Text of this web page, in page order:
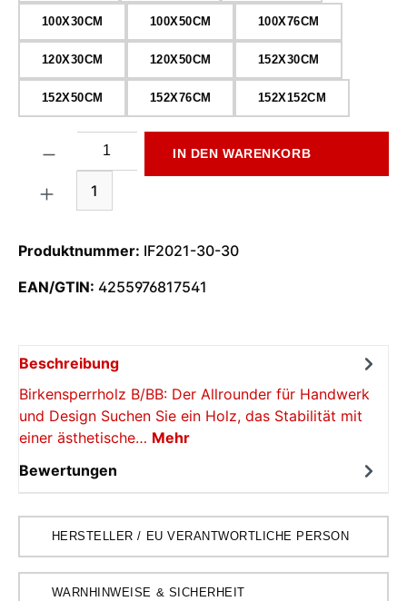
100X30CM 100X50CM 100X76CM
120X30CM 120X50CM 152X30CM
152X50CM 152X76CM 152X152CM
1
IN DEN WARENKORB
Produktnummer: IF2021-30-30
EAN/GTIN: 4255976817541
Beschreibung
Birkensperrholz B/BB: Der Allrounder für Handwerk
und Design Suchen Sie ein Holz, das Stabilität mit
einer ästhetische… Mehr
Bewertungen
HERSTELLER / EU VERANTWORTLICHE PERSON
WARNHINWEISE & SICHERHEIT